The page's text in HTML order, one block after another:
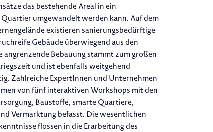
das bestehende Areal in ein
umgewandelt werden kann. Auf dem
existieren sanierungsbedürftige
Gebäude überwiegend aus den
angrenzende Bebauung stammt zum großen
und ist ebenfalls weitgehend
Zahlreiche ExpertInnen und Unternehmen
von fünf interaktiven Workshops mit den
Baustoffe, smarte Quartiere,
Vermarktung befasst. Die wesentlichen
flossen in die Erarbeitung des